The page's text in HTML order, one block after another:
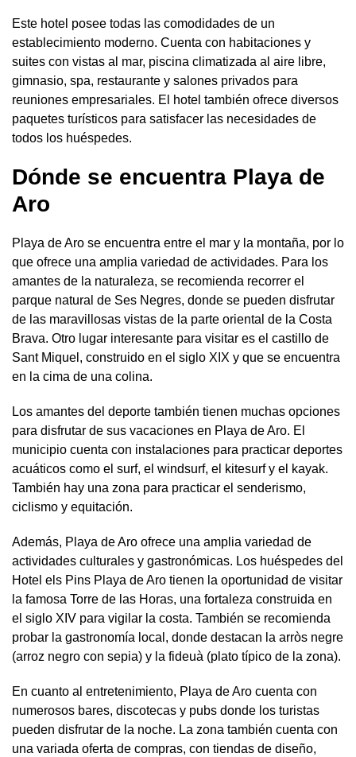
Este hotel posee todas las comodidades de un
establecimiento moderno. Cuenta con habitaciones y
suites con vistas al mar, piscina climatizada al aire libre,
gimnasio, spa, restaurante y salones privados para
reuniones empresariales. El hotel también ofrece diversos
paquetes turísticos para satisfacer las necesidades de
todos los huéspedes.
Dónde se encuentra Playa de
Aro
Playa de Aro se encuentra entre el mar y la montaña, por lo
que ofrece una amplia variedad de actividades. Para los
amantes de la naturaleza, se recomienda recorrer el
parque natural de Ses Negres, donde se pueden disfrutar
de las maravillosas vistas de la parte oriental de la Costa
Brava. Otro lugar interesante para visitar es el castillo de
Sant Miquel, construido en el siglo XIX y que se encuentra
en la cima de una colina.
Los amantes del deporte también tienen muchas opciones
para disfrutar de sus vacaciones en Playa de Aro. El
municipio cuenta con instalaciones para practicar deportes
acuáticos como el surf, el windsurf, el kitesurf y el kayak.
También hay una zona para practicar el senderismo,
ciclismo y equitación.
Además, Playa de Aro ofrece una amplia variedad de
actividades culturales y gastronómicas. Los huéspedes del
Hotel els Pins Playa de Aro tienen la oportunidad de visitar
la famosa Torre de las Horas, una fortaleza construida en
el siglo XIV para vigilar la costa. También se recomienda
probar la gastronomía local, donde destacan la arròs negre
(arroz negro con sepia) y la fideuà (plato típico de la zona).
En cuanto al entretenimiento, Playa de Aro cuenta con
numerosos bares, discotecas y pubs donde los turistas
pueden disfrutar de la noche. La zona también cuenta con
una variada oferta de compras, con tiendas de diseño,